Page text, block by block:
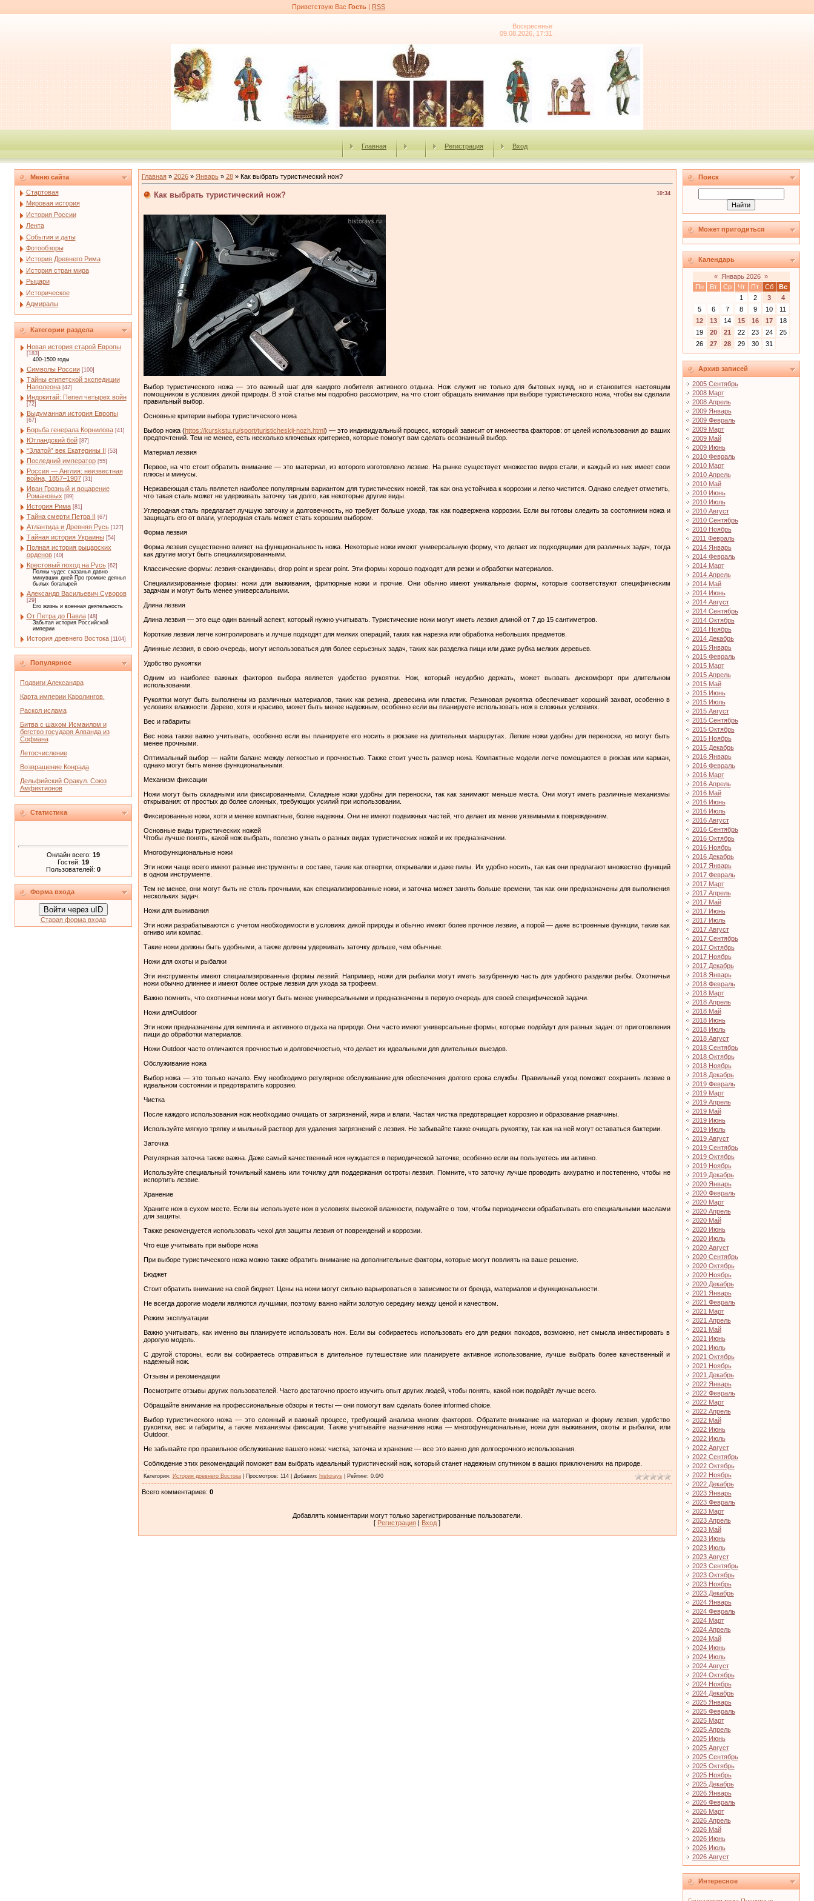
Приветствую Вас Гость | RSS
Воскресенье
09.08.2026, 17:31
Главная Регистрация Вход
Меню сайта
Стартовая
Мировая история
История России
Лента
События и даты
Фотообзоры
История Древнего Рима
История стран мира
Рыцари
Историческое
Адмиралы
Категории раздела
Новая история старой Европы
[183]
400-1500 годы
Символы России [100]
Тайны египетской экспедиции
Наполеона [42]
Индокитай: Пепел четырех войн
[72]
Выдуманная история Европы
[67]
Борьба генерала Корнилова [41]
Ютландский бой [87]
“Златой” век Екатерины II [53]
Последний император [55]
Россия — Англия: неизвестная
война, 1857–1907 [31]
Иван Грозный и воцарение
Романовых [89]
История Рима [81]
Тайна смерти Петра II [67]
Атлантида и Древняя Русь [127]
Тайная история Украины [54]
Полная история рыцарских
орденов [40]
Крестовый поход на Русь [62]
Полны чудес сказанья давно
минувших дней Про громкие деянья
былых богатырей
Александр Васильевич Суворов
[29]
Его жизнь и военная деятельность
От Петра до Павла [48]
Забытая история Российской
империи
История древнего Востока [1104]
Популярное
Подвиги Александра
Карта империи Каролингов.
Раскол ислама
Битва с шахом Исмаилом и
бегство государя Алванда из
Софиана
Летосчисление
Возвращение Конрада
Дельфийский Оракул. Союз
Амфиктионов
Статистика
Онлайн всего: 19
Гостей: 19
Пользователей: 0
Форма входа
Войти через uID
Старая форма входа
Главная» 2026 » Январь » 28» Как выбрать туристический нож?
10:34
Как выбрать туристический нож?
Выбор туристического ножа — это важный шаг для каждого любителя активного отдыха. Нож служит не только для бытовых нужд, но и становится настоящим
помощником в условиях дикой природы. В этой статье мы подробно рассмотрим, на что стоит обращать внимание при выборе туристического ножа, чтобы вы сделали
правильный выбор.
Основные критерии выбора туристического ножа
Выбор ножа (https://kurskstu.ru/sport/turisticheskij-nozh.html) — это индивидуальный процесс, который зависит от множества факторов: от целей использования до ваших
предпочтений. Тем не менее, есть несколько ключевых критериев, которые помогут вам сделать осознанный выбор.
Материал лезвия
Первое, на что стоит обратить внимание — это материал, из которого изготовлено лезвие. На рынке существует множество видов стали, и каждый из них имеет свои
плюсы и минусы.
Нержавеющая сталь является наиболее популярным вариантом для туристических ножей, так как она устойчива к коррозии и легко чистится. Однако следует отметить,
что такая сталь может не удерживать заточку так долго, как некоторые другие виды.
Углеродная сталь предлагает лучшую заточку и долговечность, но требует больше ухода, так как подвержена коррозии. Если вы готовы следить за состоянием ножа и
защищать его от влаги, углеродная сталь может стать хорошим выбором.
Форма лезвия
Форма лезвия существенно влияет на функциональность ножа. Некоторые ножи имеют универсальную форму, что делает их подходящими для различных задач, тогда
как другие могут быть специализированными.
Классические формы: лезвия-скандинавы, drop point и spear point. Эти формы хорошо подходят для резки и обработки материалов.
Специализированные формы: ножи для выживания, фритюрные ножи и прочие. Они обычно имеют уникальные формы, которые соответствуют специфическим
задачам и могут быть менее универсальными.
Длина лезвия
Длина лезвия — это еще один важный аспект, который нужно учитывать. Туристические ножи могут иметь лезвия длиной от 7 до 15 сантиметров.
Короткие лезвия легче контролировать и лучше подходят для мелких операций, таких как нарезка или обработка небольших предметов.
Длинные лезвия, в свою очередь, могут использоваться для более серьезных задач, таких как разделка пищи или даже рубка мелких деревьев.
Удобство рукоятки
Одним из наиболее важных факторов выбора является удобство рукоятки. Нож, который неудобно держать, может вызвать дискомфорт при длительном
использовании.
Рукоятки могут быть выполнены из различных материалов, таких как резина, древесина или пластик. Резиновая рукоятка обеспечивает хороший захват, особенно в
условиях влажности. Дерево, хотя и красиво, может быть менее надежным, особенно если вы планируете использовать нож в сложных условиях.
Вес и габариты
Вес ножа также важно учитывать, особенно если вы планируете его носить в рюкзаке на длительных маршрутах. Легкие ножи удобны для переноски, но могут быть
менее прочными.
Оптимальный выбор — найти баланс между легкостью и прочностью. Также стоит учесть размер ножа. Компактные модели легче помещаются в рюкзак или карман,
однако могут быть менее функциональными.
Механизм фиксации
Ножи могут быть складными или фиксированными. Складные ножи удобны для переноски, так как занимают меньше места. Они могут иметь различные механизмы
открывания: от простых до более сложных, требующих усилий при использовании.
Фиксированные ножи, хотя и менее компактные, более надежны. Они не имеют подвижных частей, что делает их менее уязвимыми к повреждениям.
Основные виды туристических ножей
Чтобы лучше понять, какой нож выбрать, полезно узнать о разных видах туристических ножей и их предназначении.
Многофункциональные ножи
Эти ножи чаще всего имеют разные инструменты в составе, такие как отвертки, открывалки и даже пилы. Их удобно носить, так как они предлагают множество функций
в одном инструменте.
Тем не менее, они могут быть не столь прочными, как специализированные ножи, и заточка может занять больше времени, так как они предназначены для выполнения
нескольких задач.
Ножи для выживания
Эти ножи разрабатываются с учетом необходимости в условиях дикой природы и обычно имеют более прочное лезвие, а порой — даже встроенные функции, такие как
огниво или компас.
Такие ножи должны быть удобными, а также должны удерживать заточку дольше, чем обычные.
Ножи для охоты и рыбалки
Эти инструменты имеют специализированные формы лезвий. Например, ножи для рыбалки могут иметь зазубренную часть для удобного разделки рыбы. Охотничьи
ножи обычно длиннее и имеют более острые лезвия для ухода за трофеем.
Важно помнить, что охотничьи ножи могут быть менее универсальными и предназначены в первую очередь для своей специфической задачи.
Ножи дляOutdoor
Эти ножи предназначены для кемпинга и активного отдыха на природе. Они часто имеют универсальные формы, которые подойдут для разных задач: от приготовления
пищи до обработки материалов.
Ножи Outdoor часто отличаются прочностью и долговечностью, что делает их идеальными для длительных выездов.
Обслуживание ножа
Выбор ножа — это только начало. Ему необходимо регулярное обслуживание для обеспечения долгого срока службы. Правильный уход поможет сохранить лезвие в
идеальном состоянии и предотвратить коррозию.
Чистка
После каждого использования нож необходимо очищать от загрязнений, жира и влаги. Частая чистка предотвращает коррозию и образование ржавчины.
Используйте мягкую тряпку и мыльный раствор для удаления загрязнений с лезвия. Не забывайте также очищать рукоятку, так как на ней могут оставаться бактерии.
Заточка
Регулярная заточка также важна. Даже самый качественный нож нуждается в периодической заточке, особенно если вы пользуетесь им активно.
Используйте специальный точильный камень или точилку для поддержания остроты лезвия. Помните, что заточку лучше проводить аккуратно и постепенно, чтобы не
испортить лезвие.
Хранение
Храните нож в сухом месте. Если вы используете нож в условиях высокой влажности, подумайте о том, чтобы периодически обрабатывать его специальными маслами
для защиты.
Также рекомендуется использовать чехol для защиты лезвия от повреждений и коррозии.
Что еще учитывать при выборе ножа
При выборе туристического ножа можно также обратить внимание на дополнительные факторы, которые могут повлиять на ваше решение.
Бюджет
Стоит обратить внимание на свой бюджет. Цены на ножи могут сильно варьироваться в зависимости от бренда, материалов и функциональности.
Не всегда дорогие модели являются лучшими, поэтому важно найти золотую середину между ценой и качеством.
Режим эксплуатации
Важно учитывать, как именно вы планируете использовать нож. Если вы собираетесь использовать его для редких походов, возможно, нет смысла инвестировать в
дорогую модель.
С другой стороны, если вы собираетесь отправиться в длительное путешествие или планируете активное использование, лучше выбрать более качественный и
надежный нож.
Отзывы и рекомендации
Посмотрите отзывы других пользователей. Часто достаточно просто изучить опыт других людей, чтобы понять, какой нож подойдёт лучше всего.
Обращайте внимание на профессиональные обзоры и тесты — они помогут вам сделать более informed choice.
Выбор туристического ножа — это сложный и важный процесс, требующий анализа многих факторов. Обратите внимание на материал и форму лезвия, удобство
рукоятки, вес и габариты, а также механизмы фиксации. Также учитывайте назначение ножа — многофункциональные, ножи для выживания, охоты и рыбалки, или
Outdoor.
Не забывайте про правильное обслуживание вашего ножа: чистка, заточка и хранение — все это важно для долгосрочного использования.
Соблюдение этих рекомендаций поможет вам выбрать идеальный туристический нож, который станет надежным спутником в ваших приключениях на природе.
Категория: История древнего Востока| Просмотров: 114| Добавил: historays Рейтинг: 0.0/0
Всего комментариев: 0
Добавлять комментарии могут только зарегистрированные пользователи.
[ Регистрация | Вход ]
Поиск
Может пригодиться
Календарь
« Январь 2026 »
Пн
Вт Ср Чт Пт Сб
Вс
1
2 3
4
5
6 7 8 9 10
11
12
13 14 15 16 17
18
19
20 21 22 23 24
25
26
27 28 29 30 31
Архив записей
2005 Сентябрь
2008 Март
2008 Апрель
2009 Январь
2009 Февраль
2009 Март
2009 Май
2009 Июнь
2010 Февраль
2010 Март
2010 Апрель
2010 Май
2010 Июнь
2010 Июль
2010 Август
2010 Сентябрь
2010 Ноябрь
2011 Февраль
2014 Январь
2014 Февраль
2014 Март
2014 Апрель
2014 Май
2014 Июнь
2014 Август
2014 Сентябрь
2014 Октябрь
2014 Ноябрь
2014 Декабрь
2015 Январь
2015 Февраль
2015 Март
2015 Апрель
2015 Май
2015 Июнь
2015 Июль
2015 Август
2015 Сентябрь
2015 Октябрь
2015 Ноябрь
2015 Декабрь
2016 Январь
2016 Февраль
2016 Март
2016 Апрель
2016 Май
2016 Июнь
2016 Июль
2016 Август
2016 Сентябрь
2016 Октябрь
2016 Ноябрь
2016 Декабрь
2017 Январь
2017 Февраль
2017 Март
2017 Апрель
2017 Май
2017 Июнь
2017 Июль
2017 Август
2017 Сентябрь
2017 Октябрь
2017 Ноябрь
2017 Декабрь
2018 Январь
2018 Февраль
2018 Март
2018 Апрель
2018 Май
2018 Июнь
2018 Июль
2018 Август
2018 Сентябрь
2018 Октябрь
2018 Ноябрь
2018 Декабрь
2019 Февраль
2019 Март
2019 Апрель
2019 Май
2019 Июнь
2019 Июль
2019 Август
2019 Сентябрь
2019 Октябрь
2019 Ноябрь
2019 Декабрь
2020 Январь
2020 Февраль
2020 Март
2020 Апрель
2020 Май
2020 Июнь
2020 Июль
2020 Август
2020 Сентябрь
2020 Октябрь
2020 Ноябрь
2020 Декабрь
2021 Январь
2021 Февраль
2021 Март
2021 Апрель
2021 Май
2021 Июнь
2021 Июль
2021 Октябрь
2021 Ноябрь
2021 Декабрь
2022 Январь
2022 Февраль
2022 Март
2022 Апрель
2022 Май
2022 Июнь
2022 Июль
2022 Август
2022 Сентябрь
2022 Октябрь
2022 Ноябрь
2022 Декабрь
2023 Январь
2023 Февраль
2023 Март
2023 Апрель
2023 Май
2023 Июнь
2023 Июль
2023 Август
2023 Сентябрь
2023 Октябрь
2023 Ноябрь
2023 Декабрь
2024 Январь
2024 Февраль
2024 Март
2024 Апрель
2024 Май
2024 Июнь
2024 Июль
2024 Август
2024 Октябрь
2024 Ноябрь
2024 Декабрь
2025 Январь
2025 Февраль
2025 Март
2025 Апрель
2025 Июнь
2025 Август
2025 Сентябрь
2025 Октябрь
2025 Ноябрь
2025 Декабрь
2026 Январь
2026 Февраль
2026 Март
2026 Апрель
2026 Май
2026 Июнь
2026 Июль
2026 Август
Интересное